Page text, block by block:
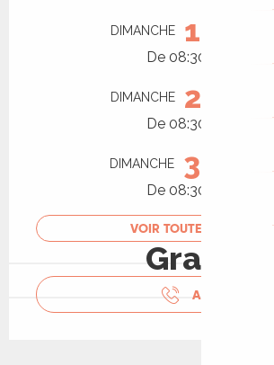
DIMANCHE 16
De 08:30 à 13:00
DIMANCHE 23
De 08:30 à 13:00
DIMANCHE 30
De 08:30 à 13:00
VOIR TOUTES LES DATES
Gratuit
APPELER